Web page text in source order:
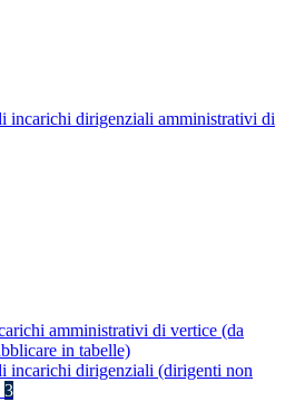
incarichi dirigenziali amministrativi di
amministrativi di vertice (da
in tabelle)
incarichi dirigenziali (dirigenti non
3